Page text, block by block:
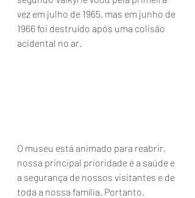
vez em julho de 1965, mas em junho de
1966 foi destruído após uma colisão
acidental no ar.
O museu está animado para reabrir,
nossa principal prioridade é a saúde e
a segurança de nossos visitantes e de
toda a nossa família. Portanto,